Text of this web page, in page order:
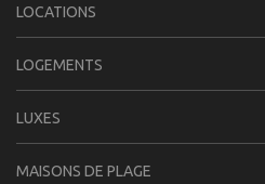
LOCATIONS
LOGEMENTS
LUXES
MAISONS DE PLAGE